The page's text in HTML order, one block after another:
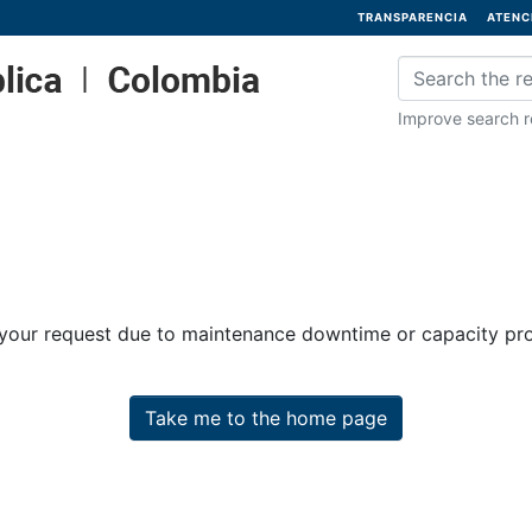
TRANSPARENCIA
Improve search
request due to maintenance downtime or capacity
Take me to the home page